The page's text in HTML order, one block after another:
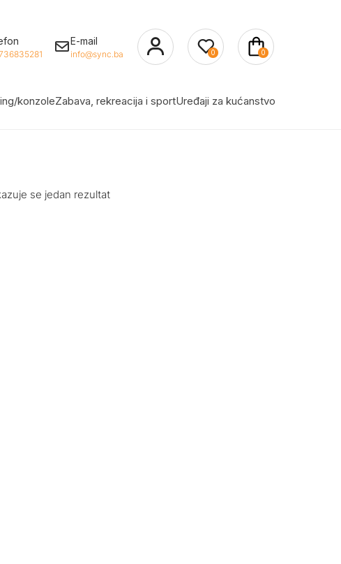
E-mail
info@sync.ba 0 0
konzoleZabava, rekreacija i sportUređaji za kućanstvo
se jedan rezultat